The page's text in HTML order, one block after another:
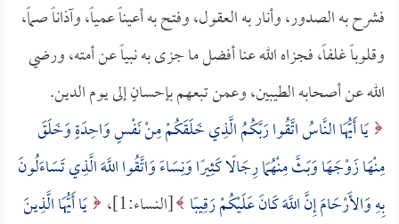
فشرح به الصدور، وأنار به العقول، وفتح به أعيناً عمياً، وآذاناً صماً،
وقلوباً غلفاً، فجزاه الله عنا أفضل ما جزى به نبياً عن أمته، ورضي
الله عن أصحابه الطيبين، وعمن تبعهم بإحسانٍ إلى يوم الدين.
يَا أَيُّهَا النَّاسُ اتَّقُوا رَبَّكُمُ الَّذِي خَلَقَكُمْ مِنْ نَفْسٍ وَاحِدَةٍ وَخَلَقَ
مِنْهَا زَوْجَهَا وَبَثَّ مِنْهُمَا رِجَالًا كَثِيرًا وَنِسَاءً وَاتَّقُوا اللَّهَ الَّذِي تَسَاءَلُونَ
بِهِ وَالأَرْحَامَ إِنَّ اللَّهَ كَانَ عَلَيْكُمْ رَقِيبًا [النساء:1]،
يَا أَيُّهَا الَّذِينَ